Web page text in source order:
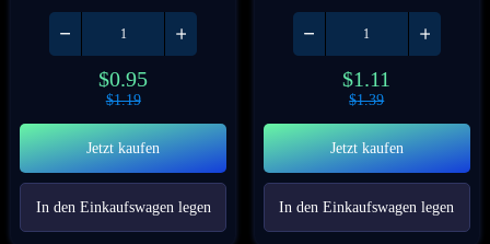
$0.95
$1.19
Jetzt kaufen
In den Einkaufswagen legen
$1.11
$1.39
Jetzt kaufen
In den Einkaufswagen legen